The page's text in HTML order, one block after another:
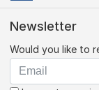
Newsletter
Would you like to